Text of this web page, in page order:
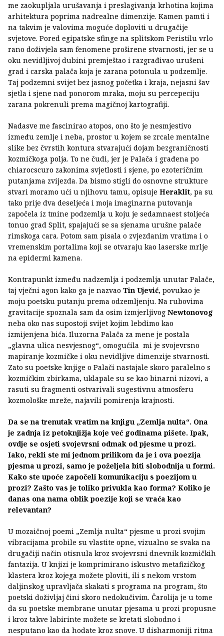
me zaokupljala urušavanja i preslagivanja krhotina kojima
arhitektura poprima nadrealne dimenzije. Kamen pamti i
na takvim je valovima moguće doploviti u drugačije
svjetove. Pored egipatske sfinge na splitskom Peristilu vrlo
rano doživjela sam fenomene proširene stvarnosti, jer se u
oku nevidljivoj dubini premještao i razgrađivao urušeni
grad i carska palača koja je zarana potonula u podzemlje.
Taj podzemni svijet bez jasnog početka i kraja, nejasni šav
sjetla i sjene nad ponorom mraka, moju su percepeciju
zarana pokrenuli prema magičnoj kartografiji.
Nadasve me fascinirao atopos, ono što je nesmjestivo
između zemlje i neba, prostor u kojem se zrcale mentalne
slike bez čvrstih kontura stvarajući dojam bezgraničnosti
kozmičkoga polja. To ne čudi, jer je Palača i građena po
chiarocscuro zakonima svjetlosti i sjene, po ezoteričnim
putanjama zvijezda. Da bismo stigli do osnovne strukture
stvari moramo ući u njihovu tamu, opisuje Heraklit, pa su
tako prije dva deseljeća i moja imaginarna putovanja
započela iz tmine podzemlja u koju je sedamnaest stoljeća
tonuo grad Split, spajajući se sa sjenama urušne palače
rimskoga cara. Potom sam pisala o zvjezdanim vratima i o
vremenskim portalima koji se otvaraju kao laserske mrlje
na epidermi kamena.
Kontrapunkt između nadzemlja i podzemlja unutar Palače,
taj vječni agon kako ga je nazvao Tin Ujević, povukao je
moju poetsku putanju prema odzemljenju. Na rubovima
gravitacije spoznala sam da osim izmjerljivog Newtonovog
neba oko nas supostoji svijet kojim lebdimo kao
izmijenjena bića. Iluzorna Palača za mene je postala
„glavna ulica nesvjesnog“, omogućila mi je svojevrsno
mapiranje kozmičke i oku nevidljive dimenzije stvarnosti.
Zato su poetske knjige o Palači nastajale skoro paralelno s
kozmičkim zbirkama, uklapale su se kao binarni nizovi, a
rasuti su fragmenti ostvarivali sugestivnu atmosferu
kozmološke mreže, najavili pomirenja krajnosti.
Da se na trenutak vratim na knjigu „Zemlja nulta“. Ona
je zadnja iz petoknjižja koje već godinama pišete. Ipak,
ovdje se osjeti svojevrsni odmak od pjesme u prozi.
Iako, rekli ste mi jednom prilikom da je i ova poezija
pjesma u prozi, samo je poželjela biti slobodnija u formi.
Kako ste upoće započeli komunikaciju s poezijom u
prozi? Zašto vas je toliko privukla kao forma? Koliko je
danas ona nama oblik poezije koji se vraća kao
relevantan?
U mozaičnoj poemi „Zemlja nulta“ pjesme u prozi svojim
vibracijama probile su vlastite opne, vizualno se svaka na
drugačiji način otisnula kroz svojevrsni dnevnik kozmičkih
fantazija. U knjizi je komprimirano iskustvo metafizičkog
klastera kroz kojega možete ploviti, ili s nekom vrstom
daljinskog upravljača skakati s programa na program, što
poetski doživljaj čini skoro nedokučivim. Čarolija je u tome
da su poetske membrane unutar pjesama u prozi propusne
i kroz takve labirinte možete se kretati slobodno i
nesputano kao da hodate kroz snove. U disharmoniji ritma